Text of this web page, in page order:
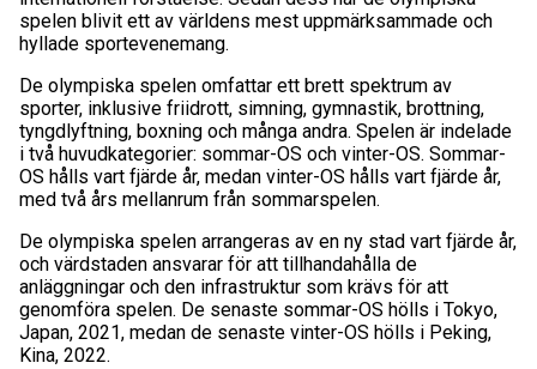
spelen blivit ett av världens mest uppmärksammade och
hyllade sportevenemang.
De olympiska spelen omfattar ett brett spektrum av
sporter, inklusive friidrott, simning, gymnastik, brottning,
tyngdlyftning, boxning och många andra. Spelen är indelade
i två huvudkategorier: sommar-OS och vinter-OS. Sommar-
OS hålls vart fjärde år, medan vinter-OS hålls vart fjärde år,
med två års mellanrum från sommarspelen.
De olympiska spelen arrangeras av en ny stad vart fjärde år,
och värdstaden ansvarar för att tillhandahålla de
anläggningar och den infrastruktur som krävs för att
genomföra spelen. De senaste sommar-OS hölls i Tokyo,
Japan, 2021, medan de senaste vinter-OS hölls i Peking,
Kina, 2022.